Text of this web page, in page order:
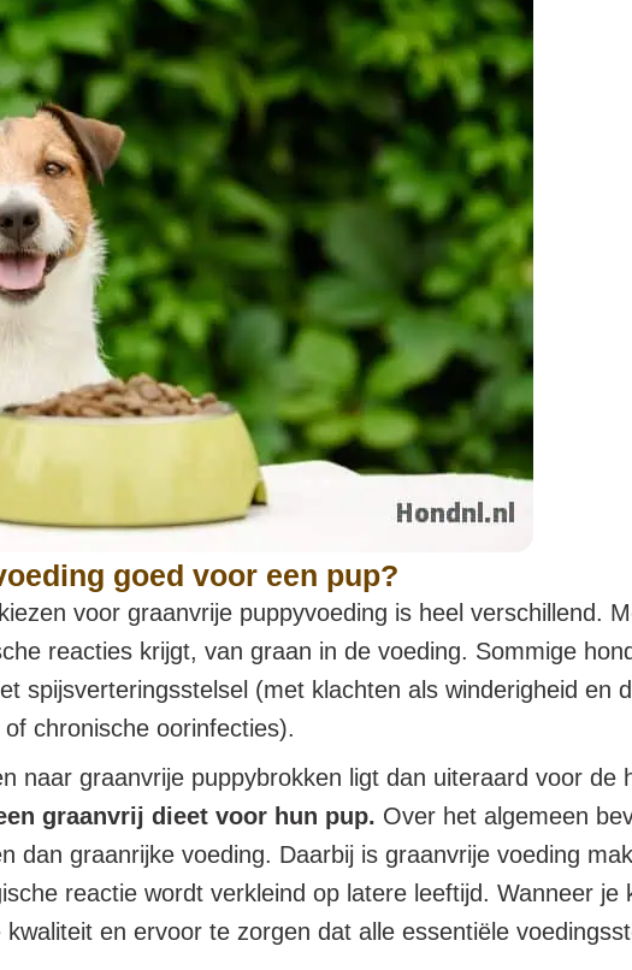
goed voor een pup?
voor graanvrije puppyvoeding is heel verschillend.
reacties krijgt, van graan in de voeding. Sommige
spijsverteringsstelsel (met klachten als winderigheid en
chronische oorinfecties).
naar graanvrije puppybrokken ligt dan uiteraard voor de
graanvrij dieet voor hun pup. Over het algemeen
dan graanrijke voeding. Daarbij is graanvrije voeding
reactie wordt verkleind op latere leeftijd. Wanneer
en ervoor te zorgen dat alle essentiële